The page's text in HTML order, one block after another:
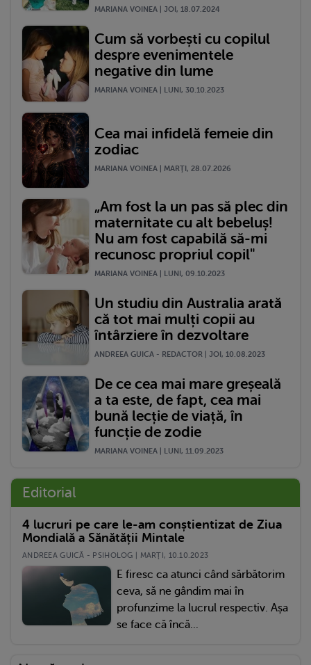
MARIANA VOINEA | JOI, 18.07.2024
Cum să vorbești cu copilul
despre evenimentele
negative din lume
MARIANA VOINEA | LUNI, 30.10.2023
Cea mai infidelă femeie din
zodiac
MARIANA VOINEA | MARŢI, 28.07.2026
„Am fost la un pas să plec din
maternitate cu alt bebeluș!
Nu am fost capabilă să-mi
recunosc propriul copil"
MARIANA VOINEA | LUNI, 09.10.2023
Un studiu din Australia arată
că tot mai mulți copii au
întârziere în dezvoltare
ANDREEA GUICA - REDACTOR | JOI, 10.08.2023
De ce cea mai mare greșeală
a ta este, de fapt, cea mai
bună lecție de viață, în
funcție de zodie
MARIANA VOINEA | LUNI, 11.09.2023
Editorial
4 lucruri pe care le-am conștientizat de Ziua
Mondială a Sănătății Mintale
ANDREEA GUICĂ - PSIHOLOG | MARŢI, 10.10.2023
E firesc ca atunci când sărbătorim
ceva, să ne gândim mai în
profunzime la lucrul respectiv. Așa
se face că încă...